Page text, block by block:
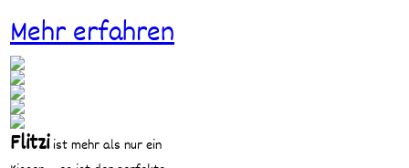
Mehr erfahren
Flitziist mehr als nur ein